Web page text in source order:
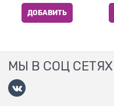
ДОБАВИТЬ
МЫ В СОЦ СЕТЯХ